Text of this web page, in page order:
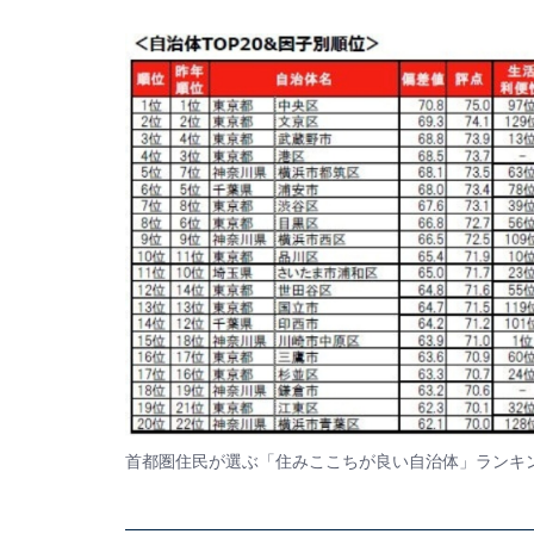
首都圏住民が選ぶ「住みここちが良い自治体」ランキ